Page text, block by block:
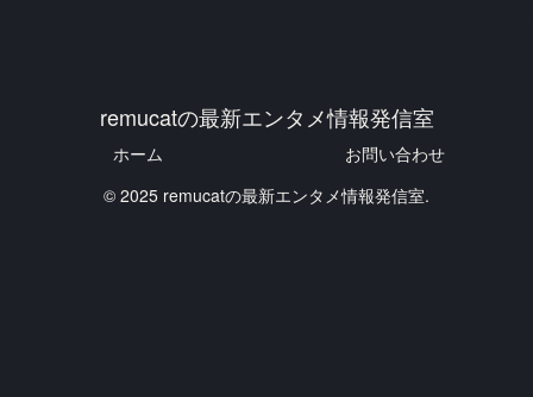
remucatの最新エンタメ情報発信室
ホーム
お問い合わせ
© 2025 remucatの最新エンタメ情報発信室.